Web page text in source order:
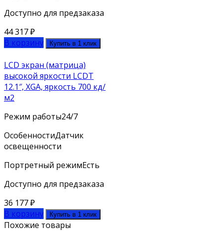
Доступно для предзаказа
44 317₽
В корзину
Купить в 1 клик
LCD экран (матрица)
высокой яркости LCDT
12.1″, XGA, яркость 700 кд/
м2
Режим работы24/7
ОсобенностиДатчик
освещенности
Портретный режимЕсть
Доступно для предзаказа
36 177₽
В корзину
Купить в 1 клик
Похожие товары